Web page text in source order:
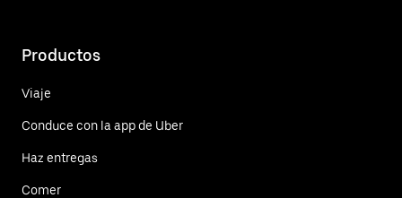
Productos
Viaje
Conduce con la app de Uber
Haz entregas
Comer